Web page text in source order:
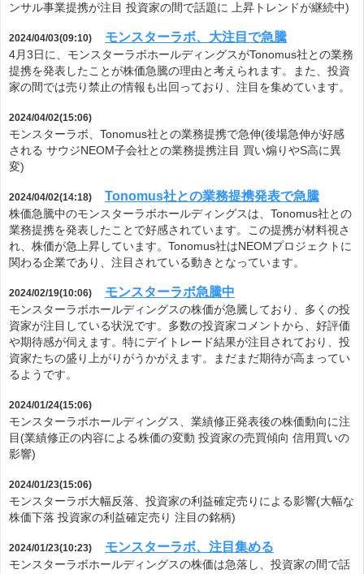
ンサル事業提携が注目 投資家の間で話題に 上昇トレンドが継続中)
2024/04/03(09:10) モンスターラボ、大注目で急騰
4月3日に、モンスターラボホールディングスがTonomus社との業務
提携を発表したことが株価急騰の理由と考えられます。また、投資
家の間では売り禁止の情報も出回っており、注目を集めています。
2024/04/02(15:06)
モンスターラボ、Tonomus社との業務提携で急伸(後場急伸が好感
される サウジNEOM子会社との業務提携注目 買い煽りやS高に異
変)
2024/04/02(14:18) Tonomus社との業務提携発表で急騰
株価急騰中のモンスターラボホールディングスは、Tonomus社との
業務提携を発表したことで好感されています。この提携が材料視さ
れ、株価が急上昇しています。Tonomus社はNEOMプロジェクトに
関わる企業であり、注目されている動きとなっています。
2024/02/19(10:06) モンスターラボ急騰中
モンスターラボホールディングスの株価が急騰しており、多くの投
資家が注目している状況です。多数の投資家コメントから、好評価
や期待感が伺えます。特にデイトレード結果が注目されており、投
資家たちの盛り上がりがうかがえます。まだまだ期待が高まってい
るようです。
2024/01/24(15:06)
モンスターラボホールディングス、業績修正発表後の株価動向に注
目(業績修正の内容による株価の変動 投資家の売買傾向 信用買いの
影響)
2024/01/23(15:06)
モンスターラボ大幅反落、投資家の利益確定売りによる影響(大幅な
株価下落 投資家の利益確定売り 注目の銘柄)
2024/01/23(10:23) モンスターラボ、注目集める
モンスターラボホールディングスの株価は急落し、投資家の間で話